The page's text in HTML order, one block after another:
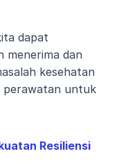
dapat
menerima dan
kesehatan
perawatan untuk
Resiliensi